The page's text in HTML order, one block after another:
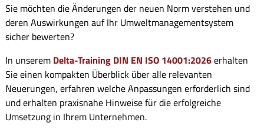
Sie möchten die Änderungen der neuen Norm verstehen und
deren Auswirkungen auf Ihr Umweltmanagementsystem
sicher bewerten?
In unserem Delta-Training DIN EN ISO 14001:2026erhalten
Sie einen kompakten Überblick über alle relevanten
Neuerungen, erfahren welche Anpassungen erforderlich sind
und erhalten praxisnahe Hinweise für die erfolgreiche
Umsetzung in Ihrem Unternehmen.